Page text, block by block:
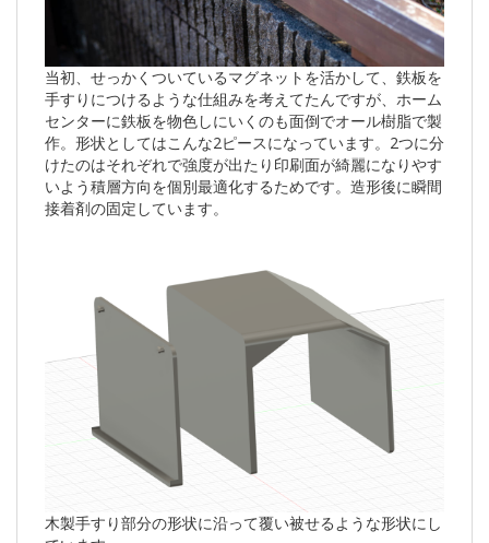
当初、せっかくついているマグネットを活かして、鉄板を
手すりにつけるような仕組みを考えてたんですが、ホーム
センターに鉄板を物色しにいくのも面倒でオール樹脂で製
作。形状としてはこんな2ピースになっています。2つに分
けたのはそれぞれで強度が出たり印刷面が綺麗になりやす
いよう積層方向を個別最適化するためです。造形後に瞬間
接着剤の固定しています。
木製手すり部分の形状に沿って覆い被せるような形状にし